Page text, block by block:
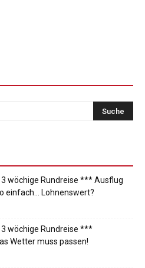
wöchige Rundreise *** Ausflug
einfach… Lohnenswert?
wöchige Rundreise ***
Wetter muss passen!